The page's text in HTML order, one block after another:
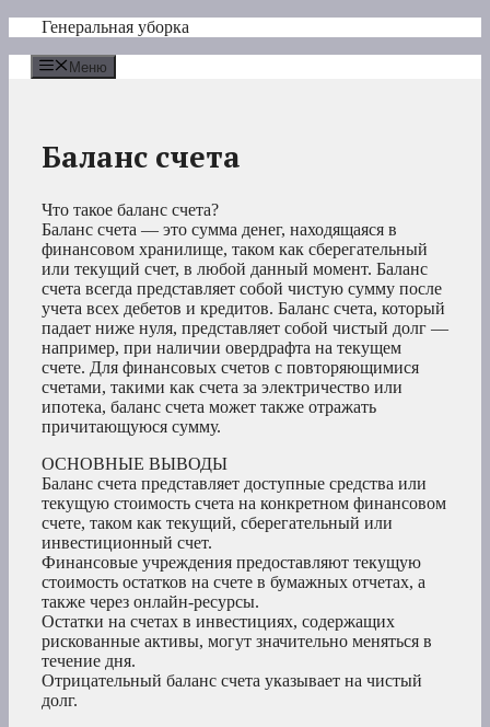
Перейти
содержимому
Генеральная уборка
Меню
Баланс счета
Что такое баланс счета?
Баланс счета — это сумма денег, находящаяся в
финансовом хранилище, таком как сберегательный
или текущий счет, в любой данный момент. Баланс
счета всегда представляет собой чистую сумму после
учета всех дебетов и кредитов. Баланс счета, который
падает ниже нуля, представляет собой чистый долг —
например, при наличии овердрафта на текущем
счете. Для финансовых счетов с повторяющимися
счетами, такими как счета за электричество или
ипотека, баланс счета может также отражать
причитающуюся сумму.
ОСНОВНЫЕ ВЫВОДЫ
Баланс счета представляет доступные средства или
текущую стоимость счета на конкретном финансовом
счете, таком как текущий, сберегательный или
инвестиционный счет.
Финансовые учреждения предоставляют текущую
стоимость остатков на счете в бумажных отчетах, а
также через онлайн-ресурсы.
Остатки на счетах в инвестициях, содержащих
рискованные активы, могут значительно меняться в
течение дня.
Отрицательный баланс счета указывает на чистый
долг.